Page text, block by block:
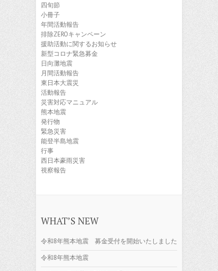
四旬節
小冊子
年間活動報告
排除ZEROキャンペーン
援助活動に関するお知らせ
新型コロナ緊急募金
日向灘地震
月間活動報告
東日本大震災
活動報告
災害対応マニュアル
熊本地震
発行物
緊急災害
能登半島地震
行事
西日本豪雨災害
視察報告
WHAT’S NEW
令和8年熊本地震 募金受付を開始いたしました
令和8年熊本地震